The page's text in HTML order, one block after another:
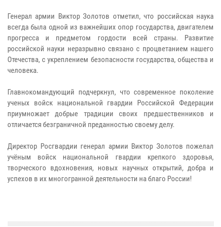
Генерал армии Виктор Золотов отметил, что российская наука
всегда была одной из важнейших опор государства, двигателем
прогресса и предметом гордости всей страны. Развитие
российской науки неразрывно связано с процветанием нашего
Отечества, с укреплением безопасности государства, общества и
человека.
Главнокомандующий подчеркнул, что современное поколение
ученых войск национальной гвардии Российской Федерации
приумножает добрые традиции своих предшественников и
отличается безграничной преданностью своему делу.
Директор Росгвардии генерал армии Виктор Золотов пожелал
учёным войск национальной гвардии крепкого здоровья,
творческого вдохновения, новых научных открытий, добра и
успехов в их многогранной деятельности на благо России!